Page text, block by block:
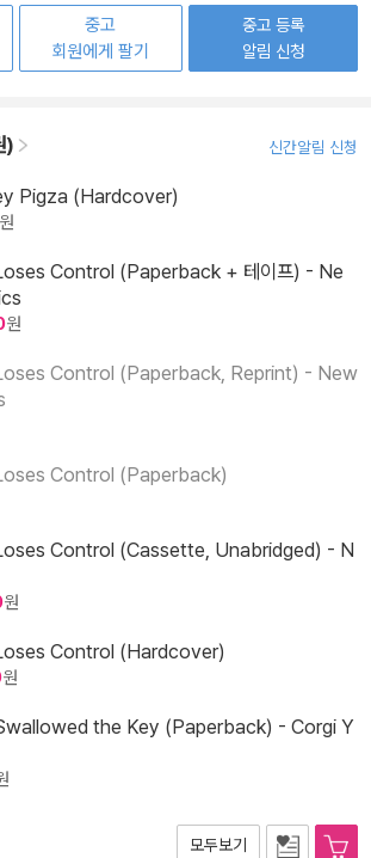
중고
회원에게 팔기
중고 등록
알림 신청
) 신간알림 신청
Pigza (Hardcover)
원
Control (Paperback + 테이프) - Ne
원
Control (Paperback, Reprint) - New
Control (Paperback)
Control (Cassette, Unabridged) - N
원
Control (Hardcover)
원
the Key (Paperback) - Corgi Y
모두보기